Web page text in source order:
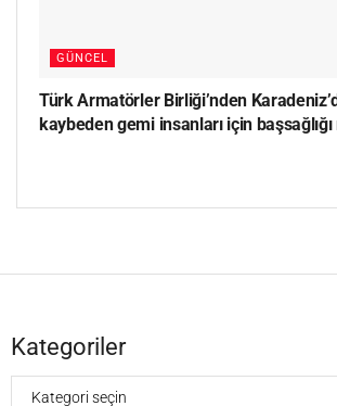
GÜNCEL
Türk Armatörler Birliği’nden
kaybeden gemi insanları için başsağlığı
Kategoriler